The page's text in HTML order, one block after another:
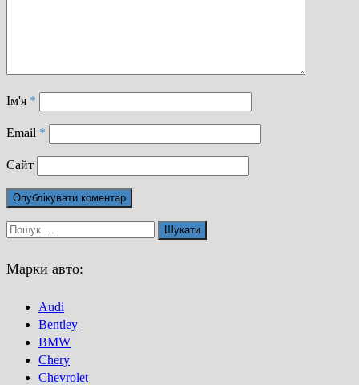
Ім'я *
Email *
Сайт
Пошук:
Марки авто:
Audi
Bentley
BMW
Chery
Chevrolet